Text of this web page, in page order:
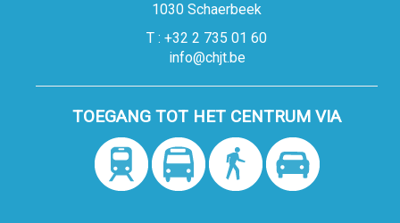
1030 Schaerbeek
T : +32 2 735 01 60
info@chjt.be
TOEGANG TOT HET CENTRUM VIA